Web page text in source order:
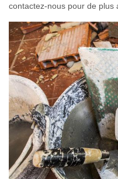
contactez-nous pour de plus